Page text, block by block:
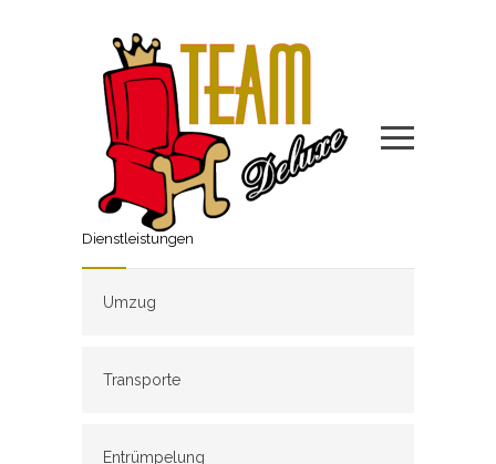
Dienstleistungen
Umzug
Transporte
Entrümpelung